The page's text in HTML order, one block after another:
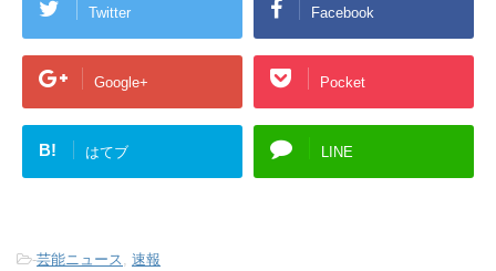
Twitter Facebook
Google+ Pocket
B! はてブ LINE
-芸能ニュース, 速報